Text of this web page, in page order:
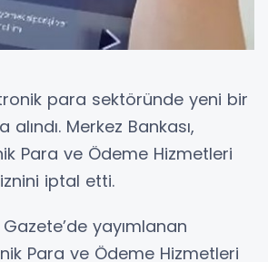
para sektöründe yeni bir
Merkez Bankası,
Para ve Ödeme Hizmetleri
iptal etti.
yayımlanan
Para ve Ödeme Hizmetleri